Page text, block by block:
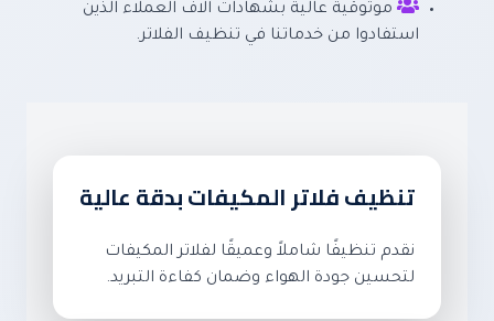
موثوقية عالية بشهادات آلاف العملاء الذين
استفادوا من خدماتنا في تنظيف الفلاتر.
تنظيف فلاتر المكيفات بدقة عالية
نقدم تنظيفًا شاملاً وعميقًا لفلاتر المكيفات
لتحسين جودة الهواء وضمان كفاءة التبريد.